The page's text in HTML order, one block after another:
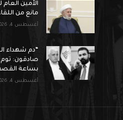
الأمين العام
مانع من
أغسطس 4, 2026
“دم شهداء
صادقون: توم
بساعة
أغسطس 4, 2026